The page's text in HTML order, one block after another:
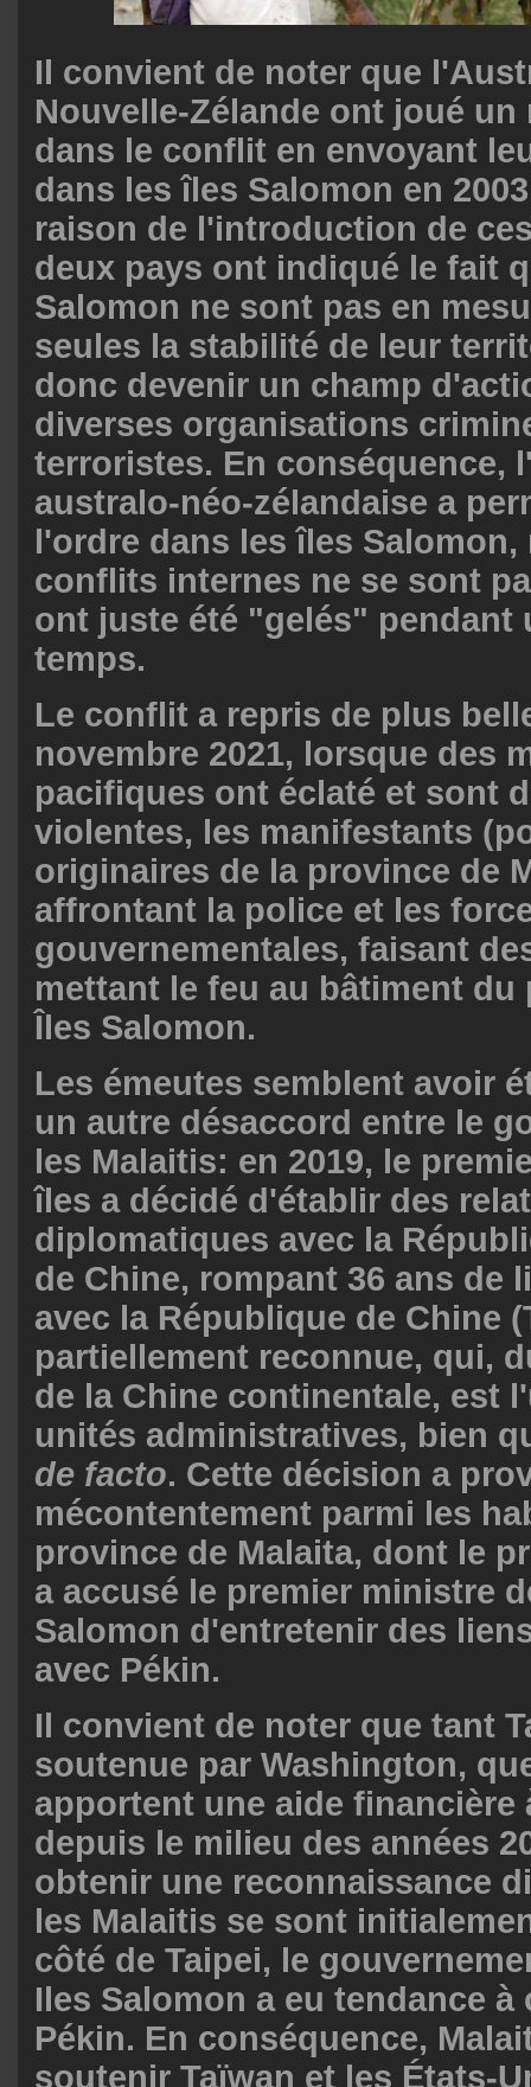
Il convient de noter que
Nouvelle-Zélande ont joué
dans le conflit en envoyant
dans les îles Salomon en
raison de l'introduction de
deux pays ont indiqué le fait
Salomon ne sont pas en
seules la stabilité de leur
donc devenir un champ
diverses organisations
terroristes. En conséquence,
australo-néo-zélandaise a
l'ordre dans les îles Salomon,
conflits internes ne se sont
ont juste été "gelés" pendant
temps.
Le conflit a repris de plus
novembre 2021, lorsque des
pacifiques ont éclaté et sont
violentes, les manifestants
originaires de la province de
affrontant la police et les
gouvernementales, faisant
mettant le feu au bâtiment du
Îles Salomon.
Les émeutes semblent avoir
un autre désaccord entre le
les Malaitis: en 2019, le
îles a décidé d'établir des
diplomatiques avec la
de Chine, rompant 36 ans de
avec la République de Chine
partiellement reconnue, qui,
de la Chine continentale, est
unités administratives, bien
de facto. Cette décision a
mécontentement parmi les
province de Malaita, dont le
a accusé le premier ministre
Salomon d'entretenir des
avec Pékin.
Il convient de noter que tant
soutenue par Washington,
apportent une aide financière
depuis le milieu des années
obtenir une reconnaissance
les Malaitis se sont
côté de Taipei, le
Iles Salomon a eu tendance à
Pékin. En conséquence,
soutenir Taïwan et les États-